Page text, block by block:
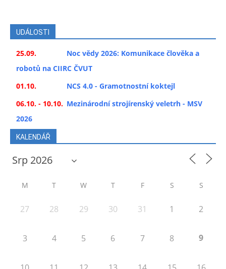
UDÁLOSTI
25.09.
Noc vědy 2026: Komunikace člověka a
robotů na CIIRC ČVUT
01.10.
NCS 4.0 - Gramotnostní koktejl
06.10. - 10.10. Mezinárodní strojírenský veletrh - MSV
2026
KALENDÁŘ
M T W T F S S
27 28 29 30 31 1 2
3 4 5 6 7 8 9